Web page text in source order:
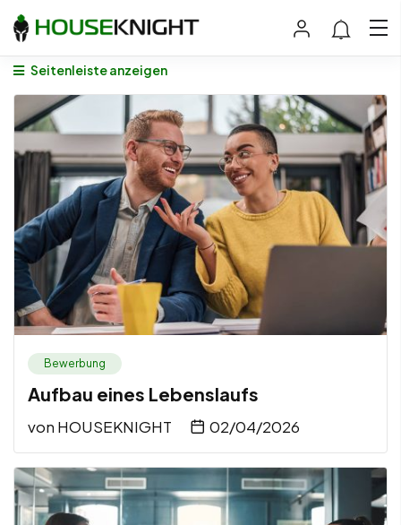
Seitenleiste anzeigen
Bewerbung
Aufbau eines Lebenslaufs
von HOUSEKNIGHT 02/04/2026